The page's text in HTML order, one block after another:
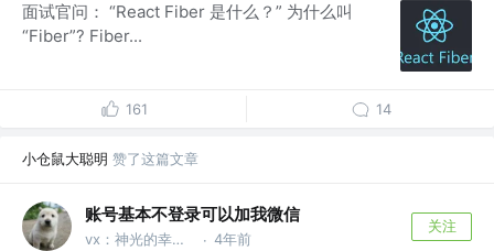
面试官问： “React Fiber 是什么？” 为什么叫
“Fiber”? Fiber...
161 14
小仓鼠大聪明 赞了这篇文章
账号基本不登录可以加我微信
vx：神光的幸福生活 · 4年前
关注